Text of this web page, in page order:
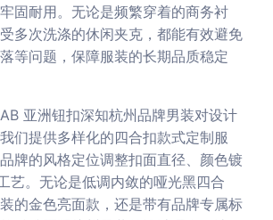
固耐用。无论是频繁穿着的商务衬
多次洗涤的休闲夹克，都能有效避免
等问题，保障服装的长期品质稳定
亚洲钮扣深知杭州品牌男装对设计
们提供多样化的四合扣款式定制服
牌的风格定位调整扣面直径、颜色镀
艺。无论是低调内敛的哑光黑四合
的金色亮面款，还是带有品牌专属标